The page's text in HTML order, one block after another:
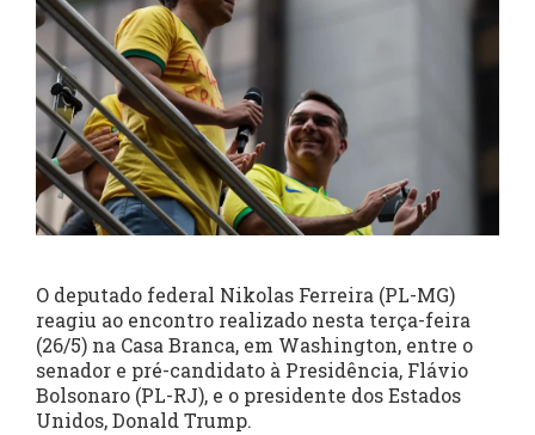
O deputado federal Nikolas Ferreira (PL-MG)
reagiu ao encontro realizado nesta terça-feira
(26/5) na Casa Branca, em Washington, entre o
senador e pré-candidato à Presidência, Flávio
Bolsonaro (PL-RJ), e o presidente dos Estados
Unidos, Donald Trump.